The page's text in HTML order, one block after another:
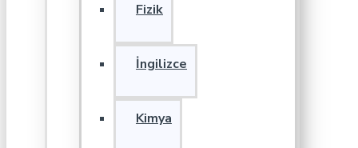
Fizik
İngilizce
Kimya